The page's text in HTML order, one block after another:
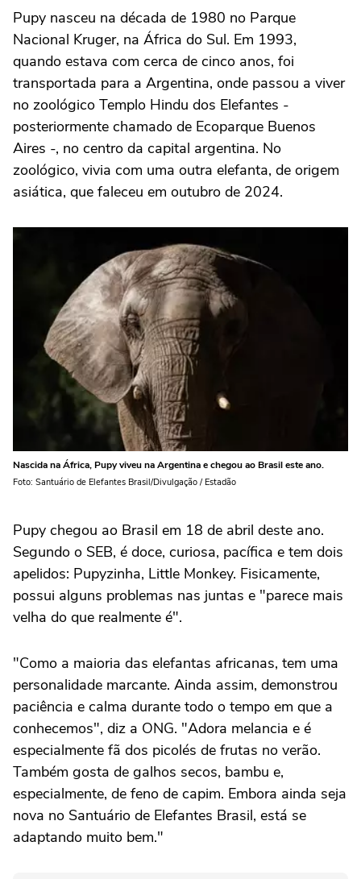
Pupy nasceu na década de 1980 no Parque
Nacional Kruger, na África do Sul. Em 1993,
quando estava com cerca de cinco anos, foi
transportada para a Argentina, onde passou a viver
no zoológico Templo Hindu dos Elefantes -
posteriormente chamado de Ecoparque Buenos
Aires -, no centro da capital argentina. No
zoológico, vivia com uma outra elefanta, de origem
asiática, que faleceu em outubro de 2024.
Nascida na África, Pupy viveu na Argentina e chegou ao Brasil este ano.
Foto: Santuário de Elefantes Brasil/Divulgação / Estadão
Pupy chegou ao Brasil em 18 de abril deste ano.
Segundo o SEB, é doce, curiosa, pacífica e tem dois
apelidos: Pupyzinha, Little Monkey. Fisicamente,
possui alguns problemas nas juntas e "parece mais
velha do que realmente é".
"Como a maioria das elefantas africanas, tem uma
personalidade marcante. Ainda assim, demonstrou
paciência e calma durante todo o tempo em que a
conhecemos", diz a ONG. "Adora melancia e é
especialmente fã dos picolés de frutas no verão.
Também gosta de galhos secos, bambu e,
especialmente, de feno de capim. Embora ainda seja
nova no Santuário de Elefantes Brasil, está se
adaptando muito bem."